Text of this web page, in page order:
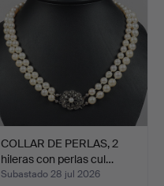
COLLAR DE PERLAS, 2
hileras con perlas cul…
Subastado 28 jul 2026